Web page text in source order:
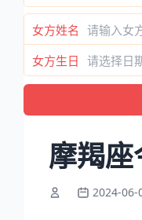
女方姓名
女方生日
摩羯
2024-06-